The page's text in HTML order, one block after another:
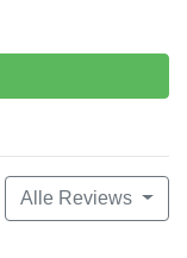
Alle Reviews